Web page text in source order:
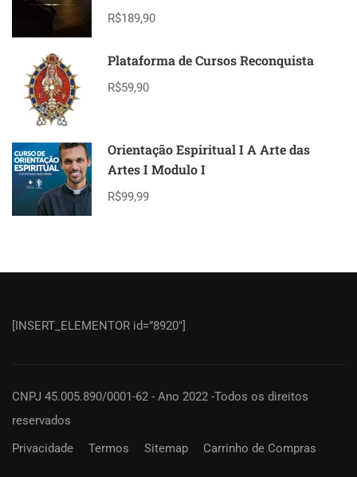
R$189,90
Plataforma de Cursos Reconquista
R$59,90
Orientação Espiritual I A Arte das
Artes I Modulo I
R$99,99
[INSERT_ELEMENTOR id=”8920″]
CNPJ 45.005.890/0001-62 - Ano 2022 -Todos os direitos
reservados
Privacidade
Termos Sitemap Carrinho de Compras